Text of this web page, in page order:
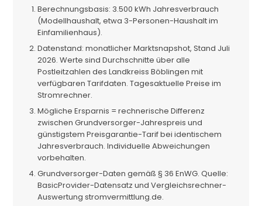
Berechnungsbasis: 3.500 kWh Jahresverbrauch
(Modellhaushalt, etwa 3-Personen-Haushalt im
Einfamilienhaus).
Datenstand: monatlicher Marktsnapshot, Stand Juli
2026. Werte sind Durchschnitte über alle
Postleitzahlen des Landkreiss Böblingen mit
verfügbaren Tarifdaten. Tagesaktuelle Preise im
Stromrechner.
Mögliche Ersparnis = rechnerische Differenz
zwischen Grundversorger-Jahrespreis und
günstigstem Preisgarantie-Tarif bei identischem
Jahresverbrauch. Individuelle Abweichungen
vorbehalten.
Grundversorger-Daten gemäß § 36 EnWG. Quelle:
BasicProvider-Datensatz und Vergleichsrechner-
Auswertung stromvermittlung.de.